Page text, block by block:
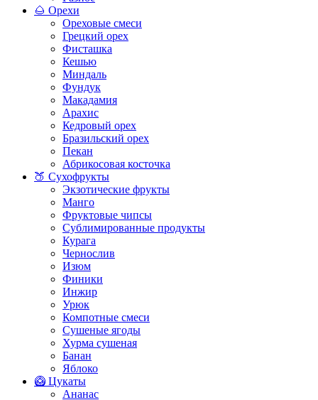
🌰 Орехи
Ореховые смеси
Грецкий орех
Фисташка
Кешью
Миндаль
Фундук
Макадамия
Арахис
Кедровый орех
Бразильский орех
Пекан
Абрикосовая косточка
🍑 Сухофрукты
Экзотические фрукты
Манго
Фруктовые чипсы
Сублимированные продукты
Курага
Чернослив
Изюм
Финики
Инжир
Урюк
Компотные смеси
Сушеные ягоды
Хурма сушеная
Банан
Яблоко
🥝 Цукаты
Ананас